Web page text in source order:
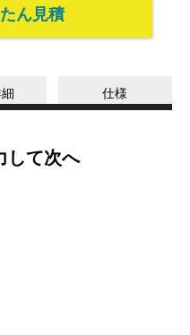
ん見積
仕様
して次へ